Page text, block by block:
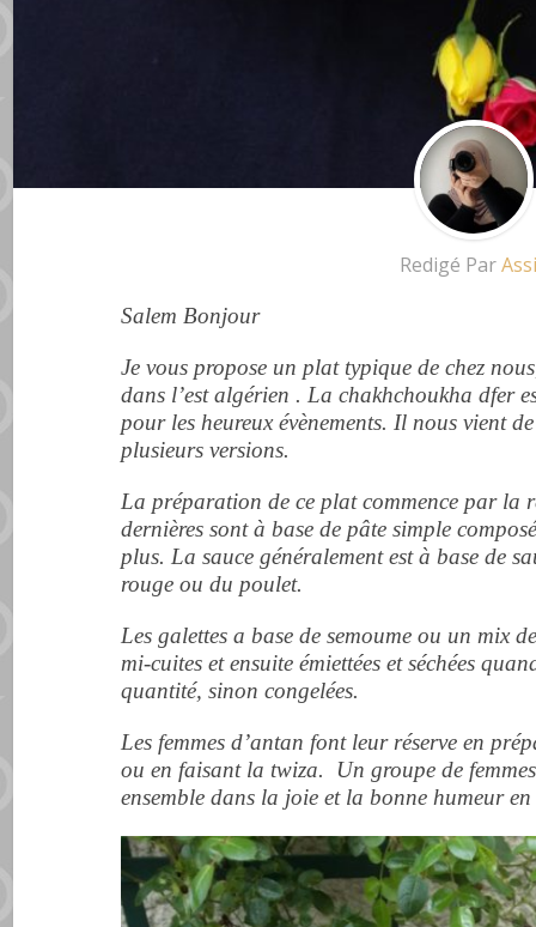
Redigé Par
Salem Bonjour
Je vous propose un plat typique de chez
dans l’est algérien . La chakhchoukha dfer
pour les heureux évènements. Il nous vient
plusieurs versions.
La préparation de ce plat commence par la
dernières sont à base de pâte simple
plus. La sauce généralement est à base de
rouge ou du poulet.
Les galettes a base de semoume ou un mix
mi-cuites et ensuite émiettées et séchées
quantité, sinon congelées.
Les femmes d’antan font leur réserve en
ou en faisant la twiza.
Un groupe de
ensemble dans la joie et la bonne humeur